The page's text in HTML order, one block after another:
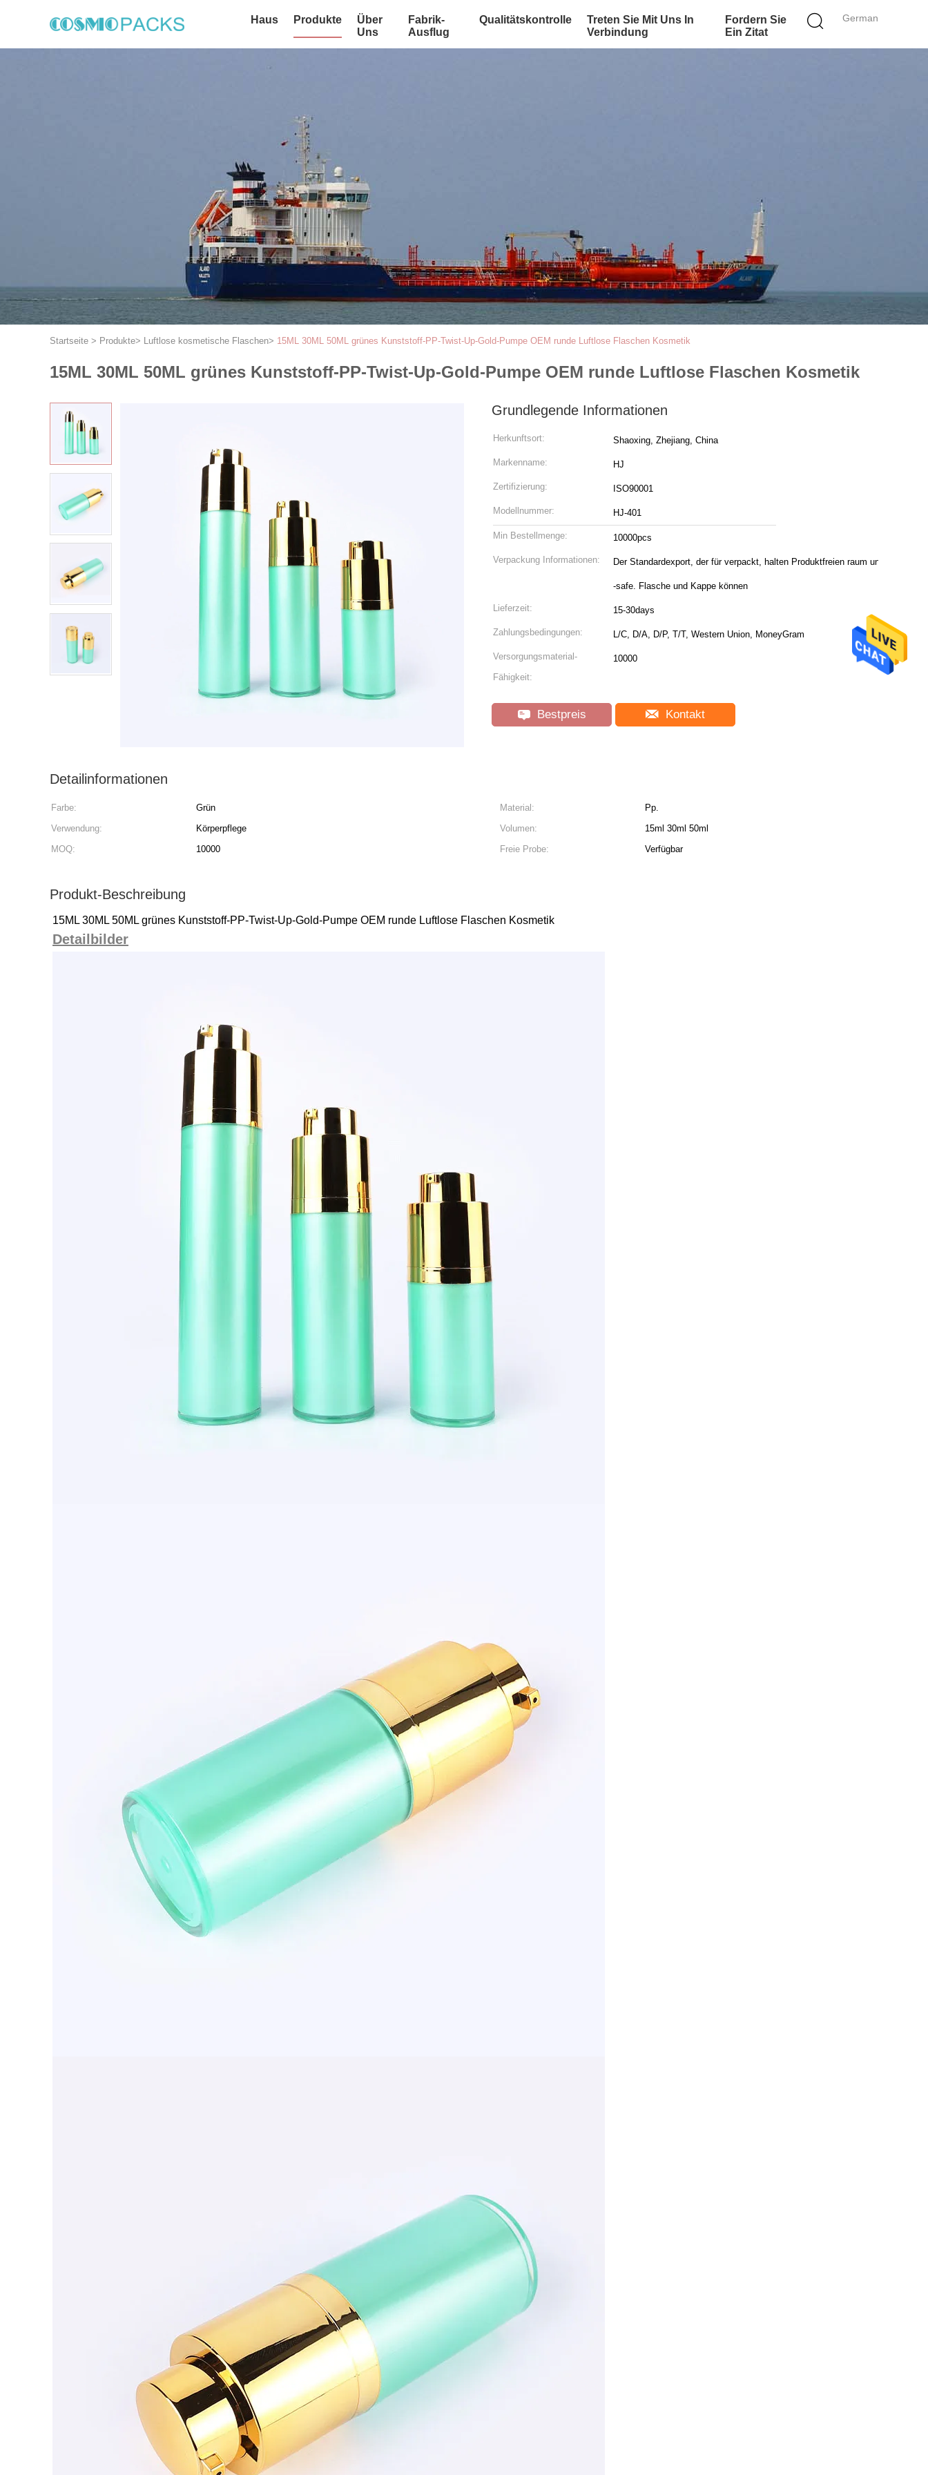
German
Haus Produkte
Über
Uns
Fabrik-
Ausflug
Qualitätskontrolle
Treten Sie Mit Uns In
Verbindung
Fordern Sie
Ein Zitat
Startseite > Produkte> Luftlose kosmetische Flaschen> 15ML 30ML 50ML grünes Kunststoff-PP-Twist-Up-Gold-Pumpe OEM runde Luftlose Flaschen Kosmetik
15ML 30ML 50ML grünes Kunststoff-PP-Twist-Up-Gold-Pumpe OEM runde Luftlose Flaschen Kosmetik
Grundlegende Informationen
Herkunftsort: Shaoxing, Zhejiang, China
Markenname: HJ
Zertifizierung: ISO90001
Modellnummer: HJ-401
Min Bestellmenge: 10000pcs
Verpackung Informationen: Der Standardexport, der für verpackt, halten Produktfreien raum und
-safe. Flasche und Kappe können
Lieferzeit: 15-30days
Zahlungsbedingungen: L/C, D/A, D/P, T/T, Western Union, MoneyGram
Versorgungsmaterial-
Fähigkeit:
10000
Bestpreis Kontakt
Detailinformationen
Farbe: Grün Material:
Pp.
Verwendung:
Körperpflege Volumen:
15ml 30ml 50ml
MOQ:
10000 Freie Probe: Verfügbar
Produkt-Beschreibung
15ML 30ML 50ML grünes Kunststoff-PP-Twist-Up-Gold-Pumpe OEM runde Luftlose Flaschen Kosmetik
Detailbilder